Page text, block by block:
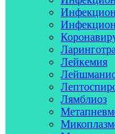
Лейкемия
Лямблиоз